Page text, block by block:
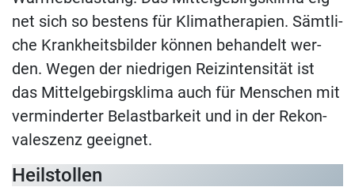
net sich so bes­tens für Kli­ma­the­ra­pien. Sämt­li­
che Krank­heits­bil­der kön­nen be­han­delt wer­
den. We­gen der nied­ri­gen Reiz­in­ten­si­tät ist
das Mit­tel­ge­birgs­kli­ma auch für Men­schen mit
ver­min­der­ter Be­last­bar­keit und in der Re­kon­
va­les­zenz geeignet.
Heil­stol­len